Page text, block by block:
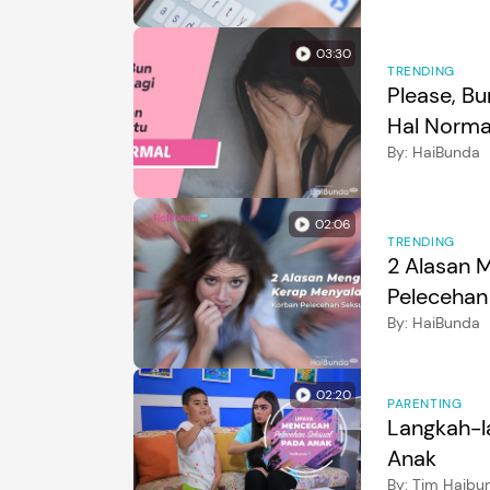
03:30
TRENDING
Please,
Hal
By: HaiBunda
02:06
TRENDING
2 Alasan
By: HaiBunda
02:20 PARENTING
Langkah-
Anak
By: Tim